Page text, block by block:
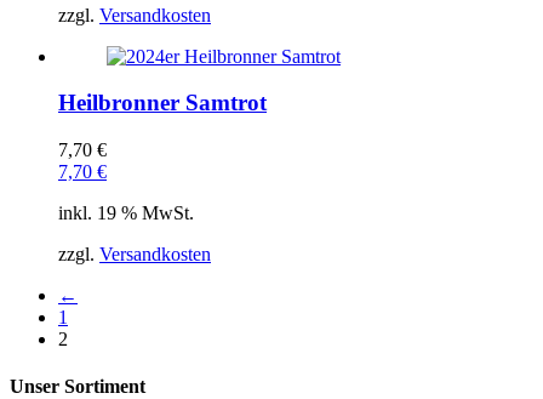
zzgl. Versandkosten
Heilbronner Samtrot
7,70 €
7,70 €
inkl. 19 % MwSt.
zzgl. Versandkosten
←
1
2
Unser Sortiment